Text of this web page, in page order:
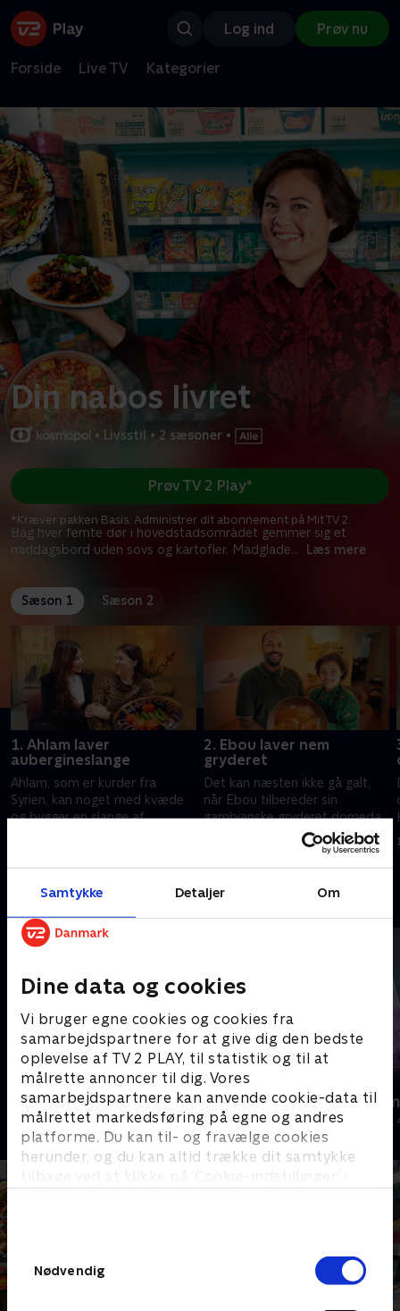
Samtykke Detaljer Om
Dine data og cookies
Vi bruger egne cookies og cookies fra
samarbejdspartnere for at give dig den bedste
oplevelse af TV 2 PLAY, til statistik og til at
målrette annoncer til dig. Vores
samarbejdspartnere kan anvende cookie-data til
målrettet markedsføring på egne og andres
platforme. Du kan til- og fravælge cookies
herunder, og du kan altid trække dit samtykke
tilbage ved at klikke på ’Cookie-indstillinger’ i
Nødvendig
Log ind Prøv nu
Forside Live TV Kategorier
Din nabos livret
• Livsstil • 2 sæsoner •
Bag hver femte dør i hovedstadsområdet gemmer sig et
middagsbord uden sovs og kartofler. Madglade... Læs mere
Prøv TV 2 Play*
*Kræver pakken Basis. Administrer dit abonnement på Mit TV 2.
Sæson 1 Sæson 2
1. Ahlam laver
aubergineslange
Ahlam, som er kurder fra
Syrien, kan noget med kvæde
og bygger en slange af
2. Ebou laver nem
gryderet
Det kan næsten ikke gå galt,
når Ebou tilbereder sin
gambianske gryderet domeda.
6. april 2025 • 18 min
Andre så også
Ja for Fanø
Livsstil • 9 sæsoner
Julelys for
2022 • Livsstil •